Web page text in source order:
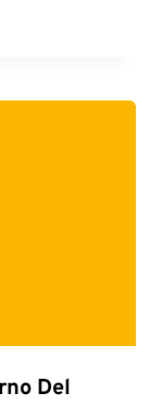
Del